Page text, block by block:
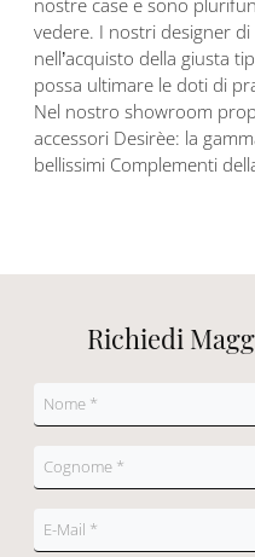
nostre case e sono
vedere. I nostri designer
nell’acquisto della giusta
possa ultimare le doti di
Nel nostro showroom
accessori Desirèe: la
bellissimi Complementi
Richiedi